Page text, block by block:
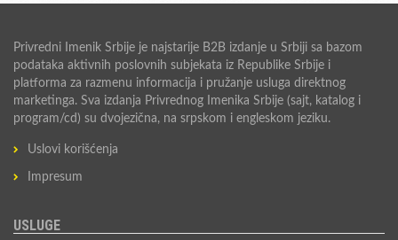
Privredni Imenik Srbije je najstarije B2B izdanje u Srbiji sa bazom
podataka aktivnih poslovnih subjekata iz Republike Srbije i
platforma za razmenu informacija i pružanje usluga direktnog
marketinga. Sva izdanja Privrednog Imenika Srbije (sajt, katalog i
program/cd) su dvojezična, na srpskom i engleskom jeziku.
Uslovi korišćenja
Impresum
USLUGE